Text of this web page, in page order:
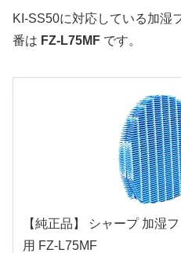
KI-SS50に対応している加湿
番は FZ-L75MF です。
【純正品】 シャープ 加湿
用 FZ-L75MF